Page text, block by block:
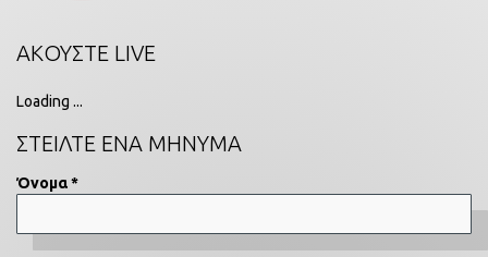
ΑΚΟΥΣΤΕ LIVE
Loading ...
ΣΤΕΙΛΤΕ ΕΝΑ ΜΗΝΥΜΑ
Όνομα *